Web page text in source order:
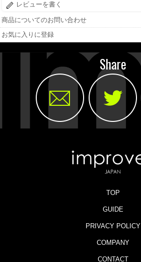
レビューを書く
商品についてのお問い合わせ
お気に入りに登録
Share
TOP
GUIDE
PRIVACY POLICY
COMPANY
CONTACT